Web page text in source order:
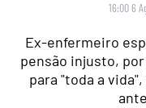
16:00 6
Ex-enfermeiro
pensão injusto,
para "toda a